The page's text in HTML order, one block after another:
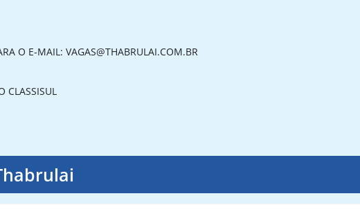
O E-MAIL: VAGAS@THABRULAI.COM.BR
CLASSISUL